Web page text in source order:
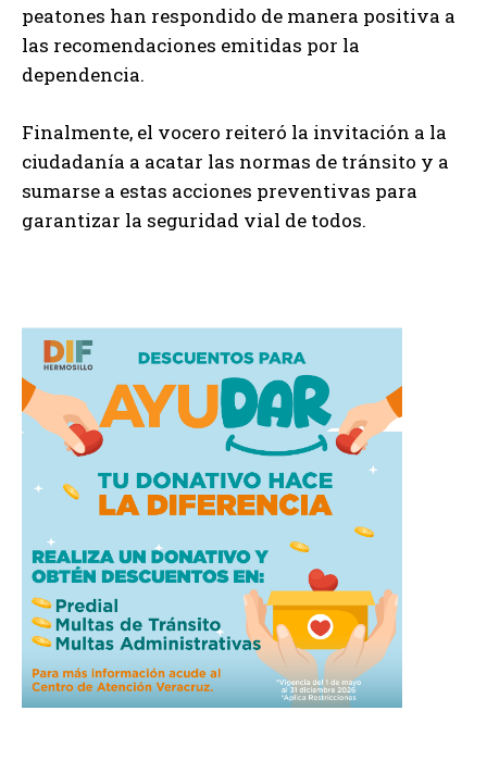
peatones han respondido de manera positiva a
las recomendaciones emitidas por la
dependencia.
Finalmente, el vocero reiteró la invitación a la
ciudadanía a acatar las normas de tránsito y a
sumarse a estas acciones preventivas para
garantizar la seguridad vial de todos.